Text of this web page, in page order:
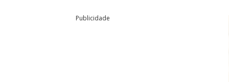
Publicidade